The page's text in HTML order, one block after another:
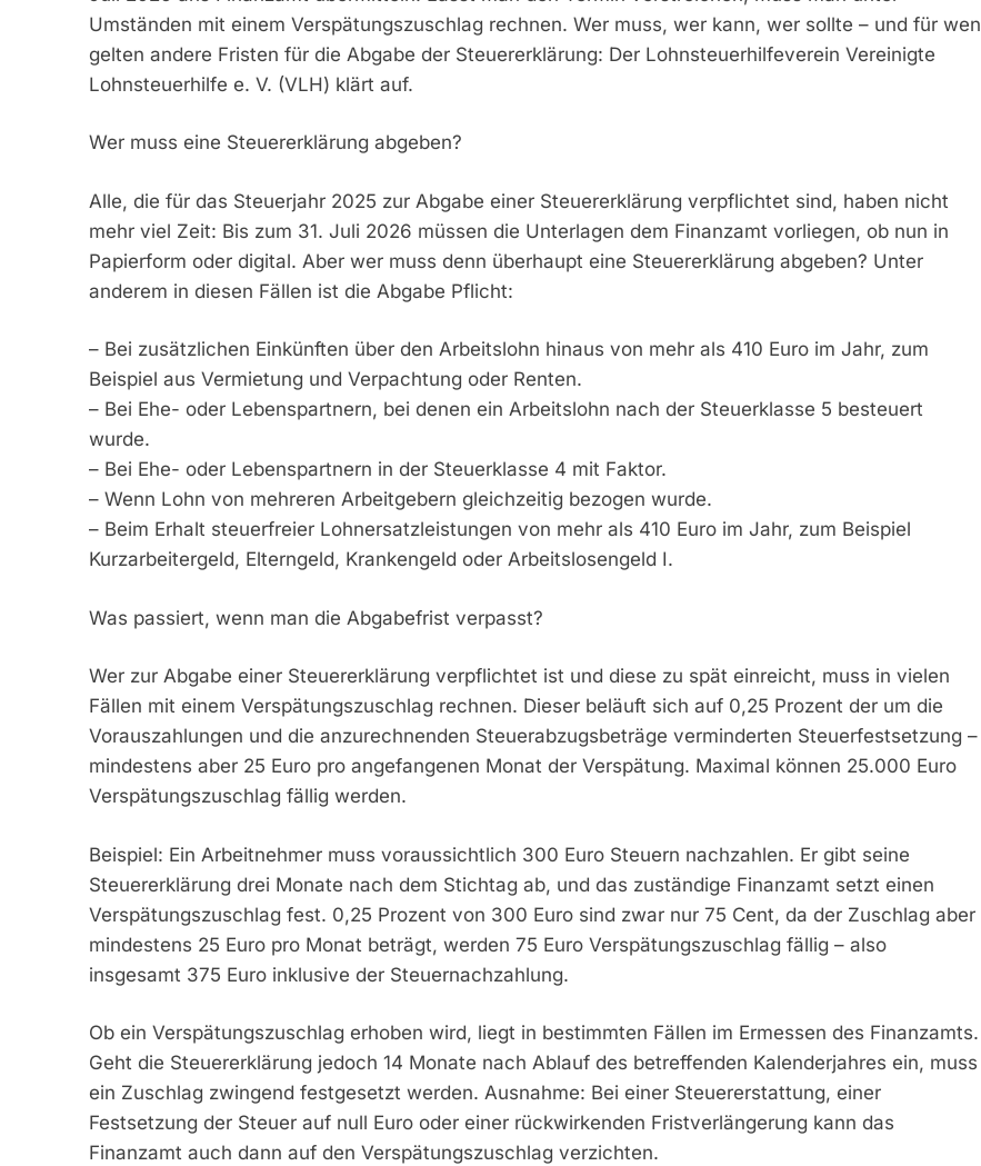
Umständen mit einem Verspätungszuschlag rechnen. Wer muss, wer kann, wer sollte – und für wen
gelten andere Fristen für die Abgabe der Steuererklärung: Der Lohnsteuerhilfeverein Vereinigte
Lohnsteuerhilfe e. V. (VLH) klärt auf.
Wer muss eine Steuererklärung abgeben?
Alle, die für das Steuerjahr 2025 zur Abgabe einer Steuererklärung verpflichtet sind, haben nicht
mehr viel Zeit: Bis zum 31. Juli 2026 müssen die Unterlagen dem Finanzamt vorliegen, ob nun in
Papierform oder digital. Aber wer muss denn überhaupt eine Steuererklärung abgeben? Unter
anderem in diesen Fällen ist die Abgabe Pflicht:
– Bei zusätzlichen Einkünften über den Arbeitslohn hinaus von mehr als 410 Euro im Jahr, zum
Beispiel aus Vermietung und Verpachtung oder Renten.
– Bei Ehe- oder Lebenspartnern, bei denen ein Arbeitslohn nach der Steuerklasse 5 besteuert
wurde.
– Bei Ehe- oder Lebenspartnern in der Steuerklasse 4 mit Faktor.
– Wenn Lohn von mehreren Arbeitgebern gleichzeitig bezogen wurde.
– Beim Erhalt steuerfreier Lohnersatzleistungen von mehr als 410 Euro im Jahr, zum Beispiel
Kurzarbeitergeld, Elterngeld, Krankengeld oder Arbeitslosengeld I.
Was passiert, wenn man die Abgabefrist verpasst?
Wer zur Abgabe einer Steuererklärung verpflichtet ist und diese zu spät einreicht, muss in vielen
Fällen mit einem Verspätungszuschlag rechnen. Dieser beläuft sich auf 0,25 Prozent der um die
Vorauszahlungen und die anzurechnenden Steuerabzugsbeträge verminderten Steuerfestsetzung –
mindestens aber 25 Euro pro angefangenen Monat der Verspätung. Maximal können 25.000 Euro
Verspätungszuschlag fällig werden.
Beispiel: Ein Arbeitnehmer muss voraussichtlich 300 Euro Steuern nachzahlen. Er gibt seine
Steuererklärung drei Monate nach dem Stichtag ab, und das zuständige Finanzamt setzt einen
Verspätungszuschlag fest. 0,25 Prozent von 300 Euro sind zwar nur 75 Cent, da der Zuschlag aber
mindestens 25 Euro pro Monat beträgt, werden 75 Euro Verspätungszuschlag fällig – also
insgesamt 375 Euro inklusive der Steuernachzahlung.
Ob ein Verspätungszuschlag erhoben wird, liegt in bestimmten Fällen im Ermessen des Finanzamts.
Geht die Steuererklärung jedoch 14 Monate nach Ablauf des betreffenden Kalenderjahres ein, muss
ein Zuschlag zwingend festgesetzt werden. Ausnahme: Bei einer Steuererstattung, einer
Festsetzung der Steuer auf null Euro oder einer rückwirkenden Fristverlängerung kann das
Finanzamt auch dann auf den Verspätungszuschlag verzichten.